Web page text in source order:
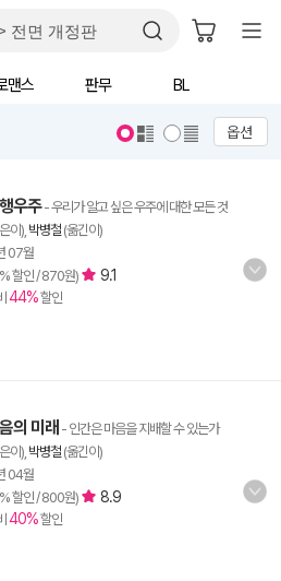
맨스 판무 BL
옵션
우주- 우리가 알고 싶은 우주에 대한 모든 것
이), 박병철 (옮긴이)
07월
할인 / 870원) 9.1
44%할인
의 미래 - 인간은 마음을 지배할 수 있는가
이), 박병철 (옮긴이)
04월
할인 / 800원) 8.9
40%할인